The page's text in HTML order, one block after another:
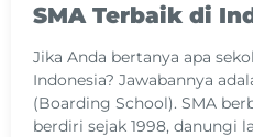
SMA Terbaik di
Jika Anda bertanya apa
Indonesia? Jawabannya
(Boarding School). SMA
berdiri sejak 1998, danungi